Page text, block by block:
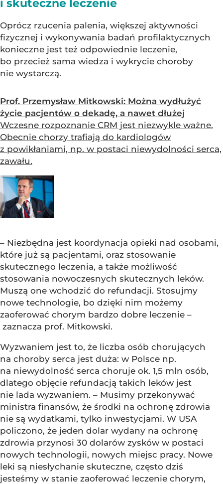
i skuteczne leczenie
Oprócz rzucenia palenia, większej aktywności
fizycznej i wykonywania badań profilaktycznych
konieczne jest też odpowiednie leczenie,
bo przecież sama wiedza i wykrycie choroby
nie wystarczą.
Prof. Przemysław Mitkowski: Można wydłużyć
życie pacjentów o dekadę, a nawet dłużej
Wczesne rozpoznanie CRM jest niezwykle ważne.
Obecnie chorzy trafiają do kardiologów
z powikłaniami, np. w postaci niewydolności serca,
zawału.
– Niezbędna jest koordynacja opieki nad osobami,
które już są pacjentami, oraz stosowanie
skutecznego leczenia, a także możliwość
stosowania nowoczesnych skutecznych leków.
Muszą one wchodzić do refundacji. Stosujmy
nowe technologie, bo dzięki nim możemy
zaoferować chorym bardzo dobre leczenie –
zaznacza prof. Mitkowski.
Wyzwaniem jest to, że liczba osób chorujących
na choroby serca jest duża: w Polsce np.
na niewydolność serca choruje ok. 1,5 mln osób,
dlatego objęcie refundacją takich leków jest
nie lada wyzwaniem. – Musimy przekonywać
ministra finansów, że środki na ochronę zdrowia
nie są wydatkami, tylko inwestycjami. W USA
policzono, że jeden dolar wydany na ochronę
zdrowia przynosi 30 dolarów zysków w postaci
nowych technologii, nowych miejsc pracy. Nowe
leki są niesłychanie skuteczne, często dziś
jesteśmy w stanie zaoferować leczenie chorym,